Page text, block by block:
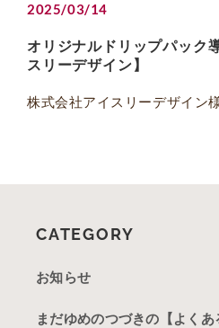
2025/03/14
オリジナルドリップパック
スリーデザイン】
株式会社アイスリーデザイン
CATEGORY
お知らせ
まだゆめのつづきの【よくあ